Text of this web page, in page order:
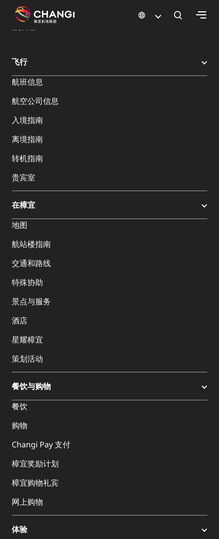
所
樟
宜
网
站:
选
择
言:
樟宜机场 樟宜机场餐饮与购物
餐饮指南：餐厅和美食 | 樟宜机场
飞行
航班信息
航空公司信息
入境指南
离境指南
转机指南
贵宾室
在樟宜
地图
航站楼指南
交通和路线
特殊协助
景点与服务
酒店
星耀樟宜
策划活动
餐饮与购物
餐饮
购物
Changi Pay 支付
樟宜奖励计划
樟宜购物礼宾
网上购物
体验